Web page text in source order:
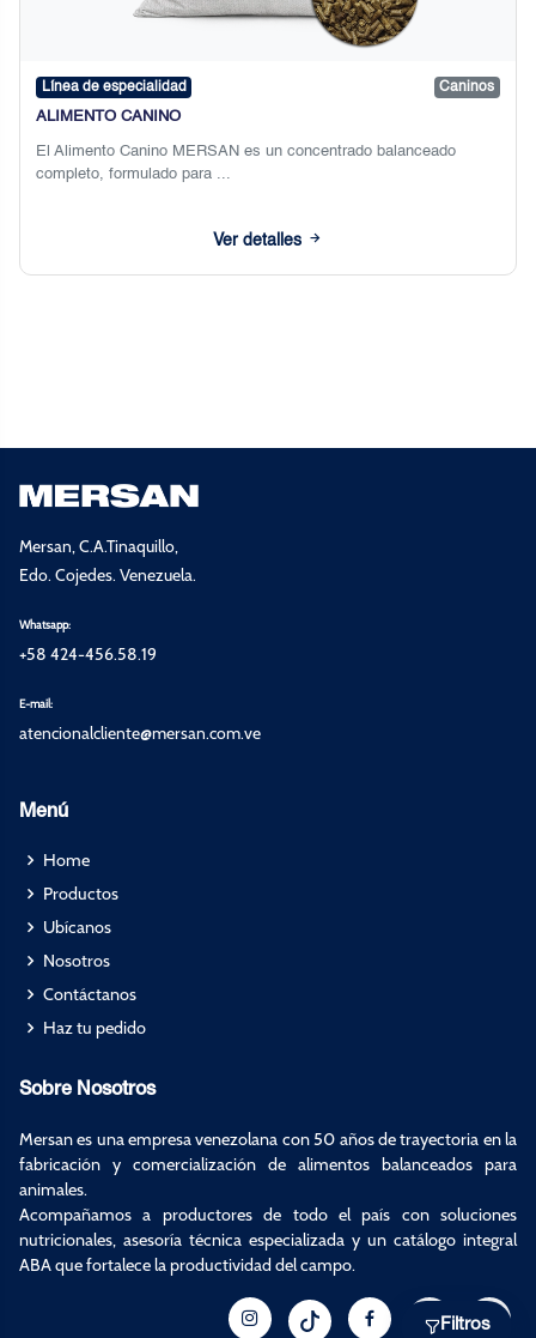
Filtros
Línea de especialidad Caninos
ALIMENTO CANINO
El Alimento Canino MERSAN es un concentrado balanceado
completo, formulado para ...
Ver detalles
Mersan, C.A.Tinaquillo,
Edo. Cojedes. Venezuela.
Whatsapp:
+58 424-456.58.19
E-mail:
atencionalcliente@mersan.com.ve
Menú
Home
Productos
Ubícanos
Nosotros
Contáctanos
Haz tu pedido
Sobre Nosotros
Mersan es una empresa venezolana con 50 años de trayectoria en la
fabricación y comercialización de alimentos balanceados para
animales.
Acompañamos a productores de todo el país con soluciones
nutricionales, asesoría técnica especializada y un catálogo integral
ABA que fortalece la productividad del campo.